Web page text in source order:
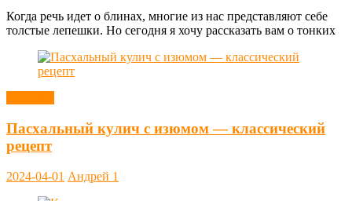
Когда речь идет о блинах, многие из нас представляют себе
толстые лепешки. Но сегодня я хочу рассказать вам о тонких
Пасхальный кулич с изюмом — классический
рецепт
2024-04-01 Андрей 1